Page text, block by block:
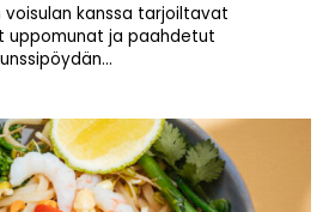
kanssa tarjoiltavat
uppomunat ja paahdetut